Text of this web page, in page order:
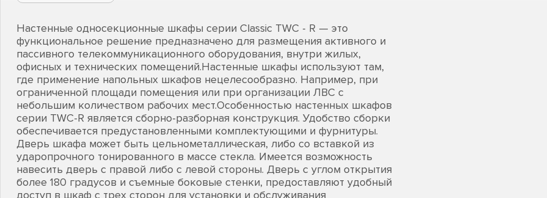
Настенные односекционные шкафы серии Classic TWC - R — это
функциональное решение предназначено для размещения активного и
пассивного телекоммуникационного оборудования, внутри жилых,
офисных и технических помещений.Настенные шкафы используют там,
где применение напольных шкафов нецелесообразно. Например, при
ограниченной площади помещения или при организации ЛВС с
небольшим количеством рабочих мест.Особенностью настенных шкафов
серии TWC-R является сборно-разборная конструкция. Удобство сборки
обеспечивается предустановленными комплектующими и фурнитуры.
Дверь шкафа может быть цельнометаллическая, либо со вставкой из
ударопрочного тонированного в массе стекла. Имеется возможность
навесить дверь с правой либо с левой стороны. Дверь с углом открытия
более 180 градусов и съемные боковые стенки, предоставляют удобный
доступ в шкаф с трех сторон для установки и обслуживания